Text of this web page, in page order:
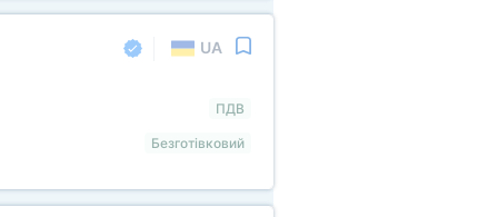
UA
ПДВ
Безготівковий